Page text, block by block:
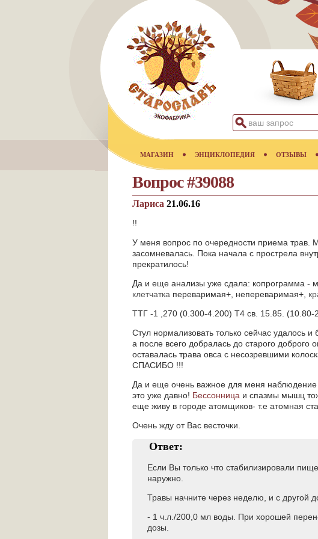
МАГАЗИН ЭНЦИКЛОПЕДИЯ ОТЗЫВЫ
Вопрос #39088
Лариса 21.06.16
!!
У меня вопрос по очередности приема трав.
засомневалась. Пока начала с прострела
прекратилось!
Да и еще анализы уже сдала: копрограмма -
клетчатка переваримая+, непереваримая+,
ТТГ -1 ,270 (0.300-4.200) Т4 св. 15.85. (10.80-
Стул нормализовать только сейчас удалось
а после всего добралась до старого
оставалась трава овса с несозревшими
СПАСИБО !!!
Да и еще очень важное для меня наблюдение
это уже давно! Бессонница и спазмы мышц
еще живу в городе атомщиков- т.е атомная
Очень жду от Вас весточки.
Ответ:
Если Вы только что стабилизировали
наружно.
Травы начните через неделю, и с другой
- 1 ч.л./200,0 мл воды. При хорошей
дозы.